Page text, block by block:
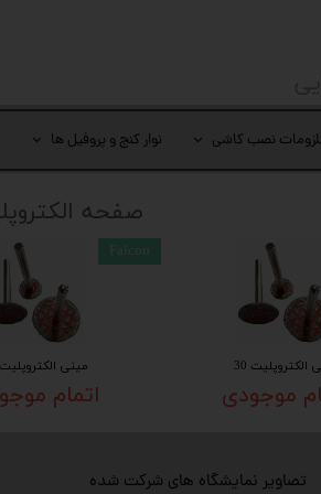
نصب کاشی نوار کنج و پروفیل ها
الکتروپلیت 30
موجودی
مینی الکتروپلیت 40
اتمام
Falcon
​​​​​صفحه
تصاویر نمایشگاه های شرکت شده